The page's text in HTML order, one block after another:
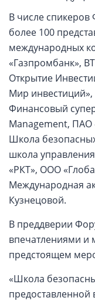
В числе
более 100
международных
«Газпромбанк»,
Открытие
Мир
Финансовый
Management, ПАО
Школа
школа
«РКТ», ООО
Международная
Кузнецовой.
В преддверии
впечатлениями и
предстоящем
«Школа
предоставленной